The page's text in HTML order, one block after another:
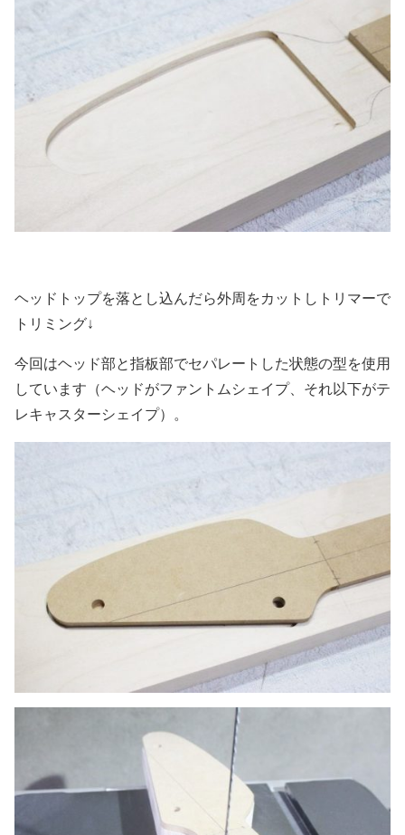
ヘッドトップを落とし込んだら外周をカットしトリマーで
トリミング↓
今回はヘッド部と指板部でセパレートした状態の型を使用
しています（ヘッドがファントムシェイプ、それ以下がテ
レキャスターシェイプ）。